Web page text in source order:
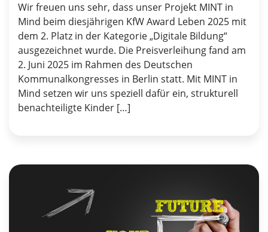
Wir freuen uns sehr, dass unser Projekt MINT in
Mind beim diesjährigen KfW Award Leben 2025 mit
dem 2. Platz in der Kategorie „Digitale Bildung“
ausgezeichnet wurde. Die Preisverleihung fand am
2. Juni 2025 im Rahmen des Deutschen
Kommunalkongresses in Berlin statt. Mit MINT in
Mind setzen wir uns speziell dafür ein, strukturell
benachteiligte Kinder […]